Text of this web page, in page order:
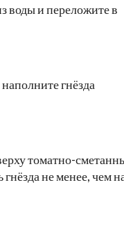
воды и переложите в
гнёзда
томатно-
не менее, чем